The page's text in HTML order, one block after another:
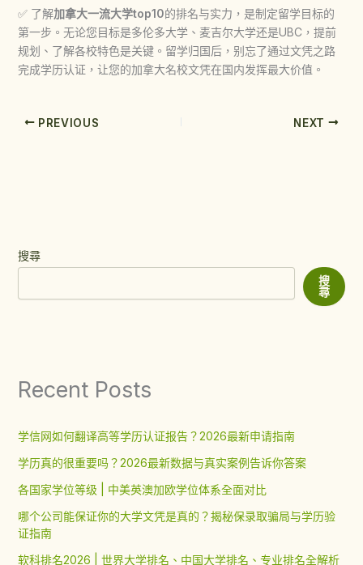
✅ 了解加拿大一流大学top10的排名与实力，是制定留学目标的
第一步。无论您目标是多伦多大学、麦吉尔大学还是UBC，提前
规划、了解各校特色是关键。留学归国后，别忘了通过文凭之路
完成学历认证，让您的加拿大名校文凭在国内发挥最大价值。
PREVIOUS NEXT
搜尋
搜
尋
Recent Posts
学信网如何翻译高等学历认证报告？2026最新申请指南
学历真的很重要吗？2026最新数据与真实案例告诉你答案
各国家学位等级 | 中美英澳加欧学位体系全面对比
哪个公司能保证你的大学文凭是真的？揭秘保录取骗局与学历验
证指南
软科排名2026 | 世界大学排名、中国大学排名、专业排名全解析